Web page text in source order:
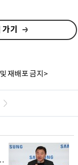
기
재배포 금지>